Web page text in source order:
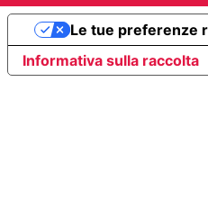
Informativa sulla raccolta
Le tue preferenze